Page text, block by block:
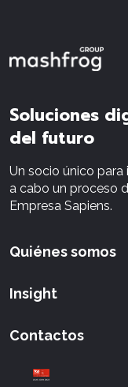
Soluciones
del futuro
Un socio único
a cabo un proceso
Empresa Sapiens.
Quiénes somos
Insight
Contactos